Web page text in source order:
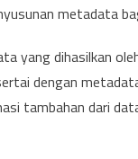
metadata
yang dihasilkan
dengan
tambahan dari